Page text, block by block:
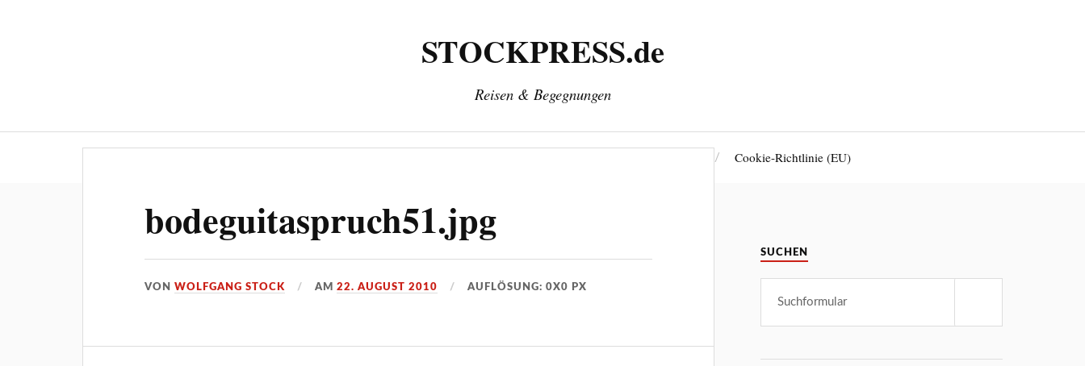
STOCKPRESS.de
Reisen & Begegnungen
Cookie-Richtlinie (EU)
bodeguitaspruch51.jpg
VONWOLFGANG STOCK AM22. AUGUST 2010 AUFLÖSUNG: 0X0 PX
SUCHEN